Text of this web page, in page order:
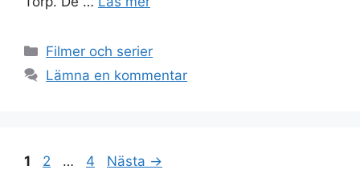
Kategorier
Filmer och serier
Lämna en kommentar
Sida
1 Sida
2 … Sida
4 Nästa →